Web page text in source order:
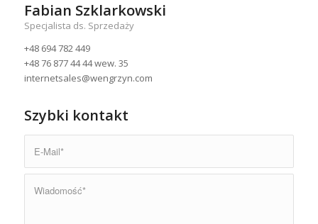
Fabian Szklarkowski
Specjalista ds. Sprzedaży
+48 694 782 449
+48 76 877 44 44 wew. 35
internetsales@wengrzyn.com
Szybki kontakt